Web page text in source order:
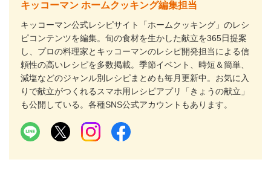
キッコーマン ホームクッキング編集担当
キッコーマン公式レシピサイト「ホームクッキング」のレシ
ピコンテンツを編集。旬の食材を生かした献立を365日提案
し、プロの料理家とキッコーマンのレシピ開発担当による信
頼性の高いレシピを多数掲載。季節イベント、時短＆簡単、
減塩などのジャンル別レシピまとめも毎月更新中。お気に入
りで献立がつくれるスマホ用レシピアプリ「きょうの献立」
も公開している。各種SNS公式アカウントもあります。